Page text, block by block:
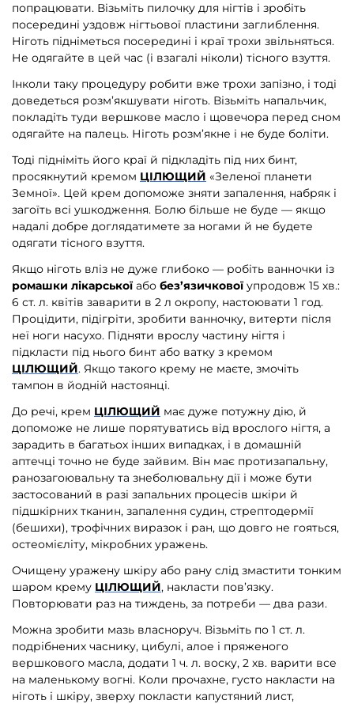
попрацювати. Візьміть пилочку для нігтів і зробіть
посередині уздовж нігтьової пластини заглиблення.
Ніготь підніметься посередині і краї трохи звільняться.
Не одягайте в цей час (і взагалі ніколи) тісного взуття.
Інколи таку процедуру робити вже трохи запізно, і тоді
доведеться розм’якшувати ніготь. Візьміть напальчик,
покладіть туди вершкове масло і щовечора перед сном
одягайте на палець. Ніготь розм’якне і не буде боліти.
Тоді підніміть його краї й підкладіть під них бинт,
просякнутий кремом ЦІЛЮЩИЙ «Зеленої планети
Земної». Цей крем допоможе зняти запалення, набряк і
загоїть всі ушкодження. Болю більше не буде — якщо
надалі добре доглядатимете за ногами й не будете
одягати тісного взуття.
Якщо ніготь вліз не дуже глибоко — робіть ванночки із
ромашки лікарськоїабо без’язичковоїупродовж 15 хв.:
6 ст. л. квітів заварити в 2 л окропу, настоювати 1 год.
Процідити, підігріти, зробити ванночку, витерти після
неї ноги насухо. Підняти врослу частину нігтя і
підкласти під нього бинт або ватку з кремом
ЦІЛЮЩИЙ. Якщо такого крему не маєте, змочіть
тампон в йодній настоянці.
До речі, крем ЦІЛЮЩИЙ має дуже потужну дію, й
допоможе не лише порятуватись від врослого нігтя, а
зарадить в багатьох інших випадках, і в домашній
аптечці точно не буде зайвим. Він має протизапальну,
ранозагоювальну та знеболювальну дії і може бути
застосований в разі запальних процесів шкіри й
підшкірних тканин, запалення судин, стрептодермії
(бешихи), трофічних виразок і ран, що довго не гояться,
остеомієліту, мікробних уражень.
Очищену уражену шкіру або рану слід змастити тонким
шаром крему ЦІЛЮЩИЙ, накласти пов’язку.
Повторювати раз на тиждень, за потреби — два рази.
Можна зробити мазь власноруч. Візьміть по 1 ст. л.
подрібнених часнику, цибулі, алое і пряженого
вершкового масла, додати 1 ч. л. воску, 2 хв. варити все
на маленькому вогні. Коли прочахне, густо накласти на
ніготь і шкіру, зверху покласти капустяний лист,